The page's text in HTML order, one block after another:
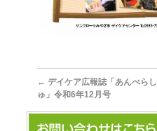
← デイケア広報誌「あんべらし
ゅ」令和6年12月号